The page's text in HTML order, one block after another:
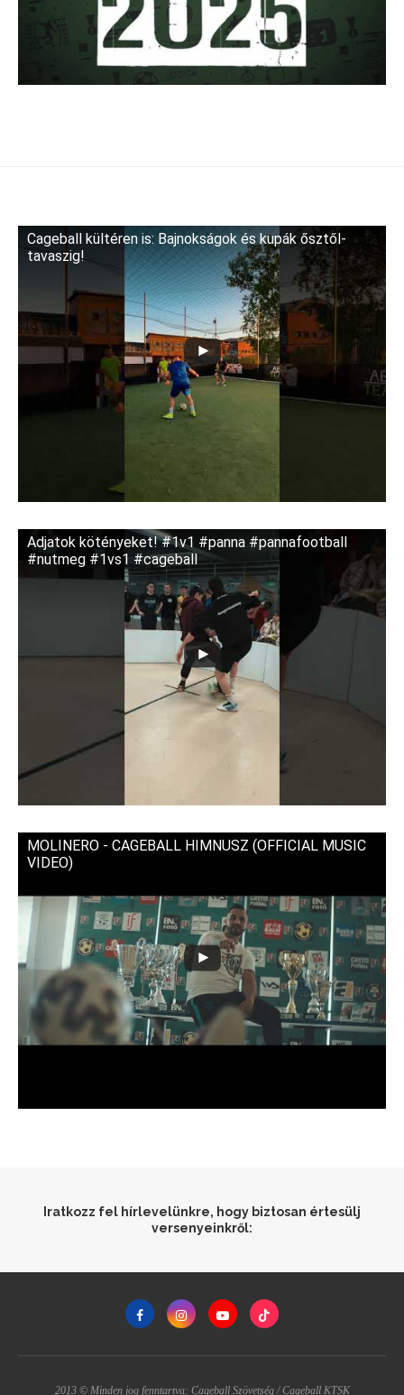
Cageball kültéren is: Bajnokságok és kupák ősztől-
tavaszig!
Adjatok kötényeket! #1v1 #panna #pannafootball
#nutmeg #1vs1 #cageball
MOLINERO - CAGEBALL HIMNUSZ (OFFICIAL MUSIC
VIDEO)
Iratkozz fel hírlevelünkre, hogy biztosan értesülj
versenyeinkről:
2013 © Minden jog fenntartva: Cageball Szövetség / Cageball KTSK